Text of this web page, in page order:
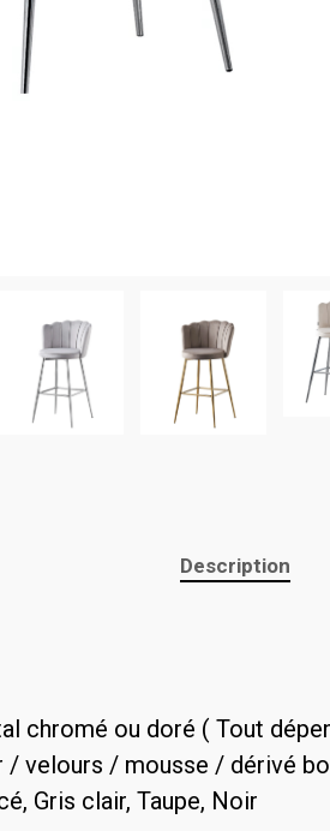
Description
chromé ou doré ( Tout
/ velours / mousse / dérivé
Gris clair, Taupe, Noir